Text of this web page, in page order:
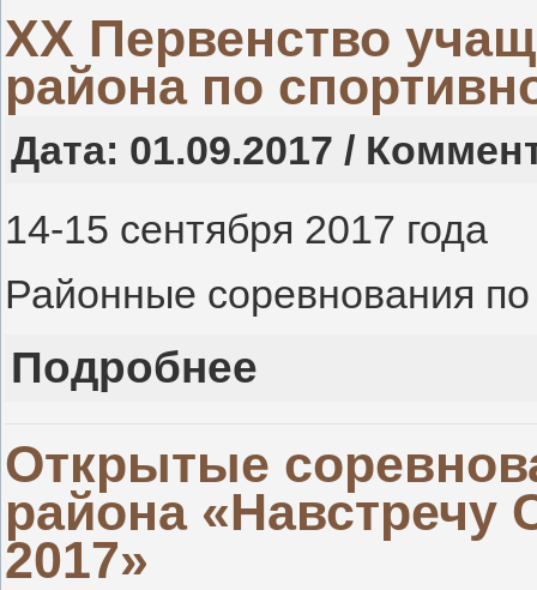
ХX Первенство
района по
Дата: 01.09.2017 /
14-15 сентября 2017 года
Районные соревнования по
Подробнее
Открытые
района
2017»